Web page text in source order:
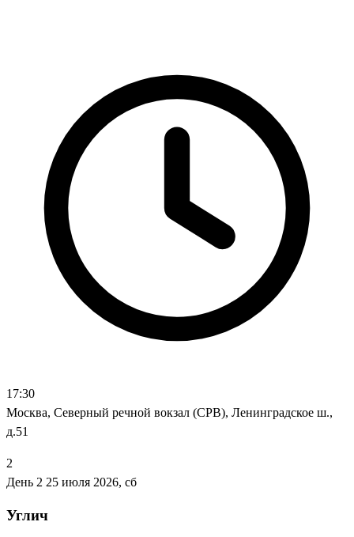
17:30
Москва, Северный речной вокзал (СРВ), Ленинградское ш.,
д.51
2
День 2 25 июля 2026, сб
Углич